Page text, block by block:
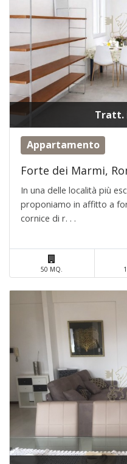
Tratt.
Appartamento
Forte dei Marmi,
In una delle località più
proponiamo in affitto a
cornice di r. . .
50 MQ.